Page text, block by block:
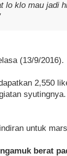
lo klo mau jadi
(13/9/2016).
2,550
syutingnya.
untuk
berat